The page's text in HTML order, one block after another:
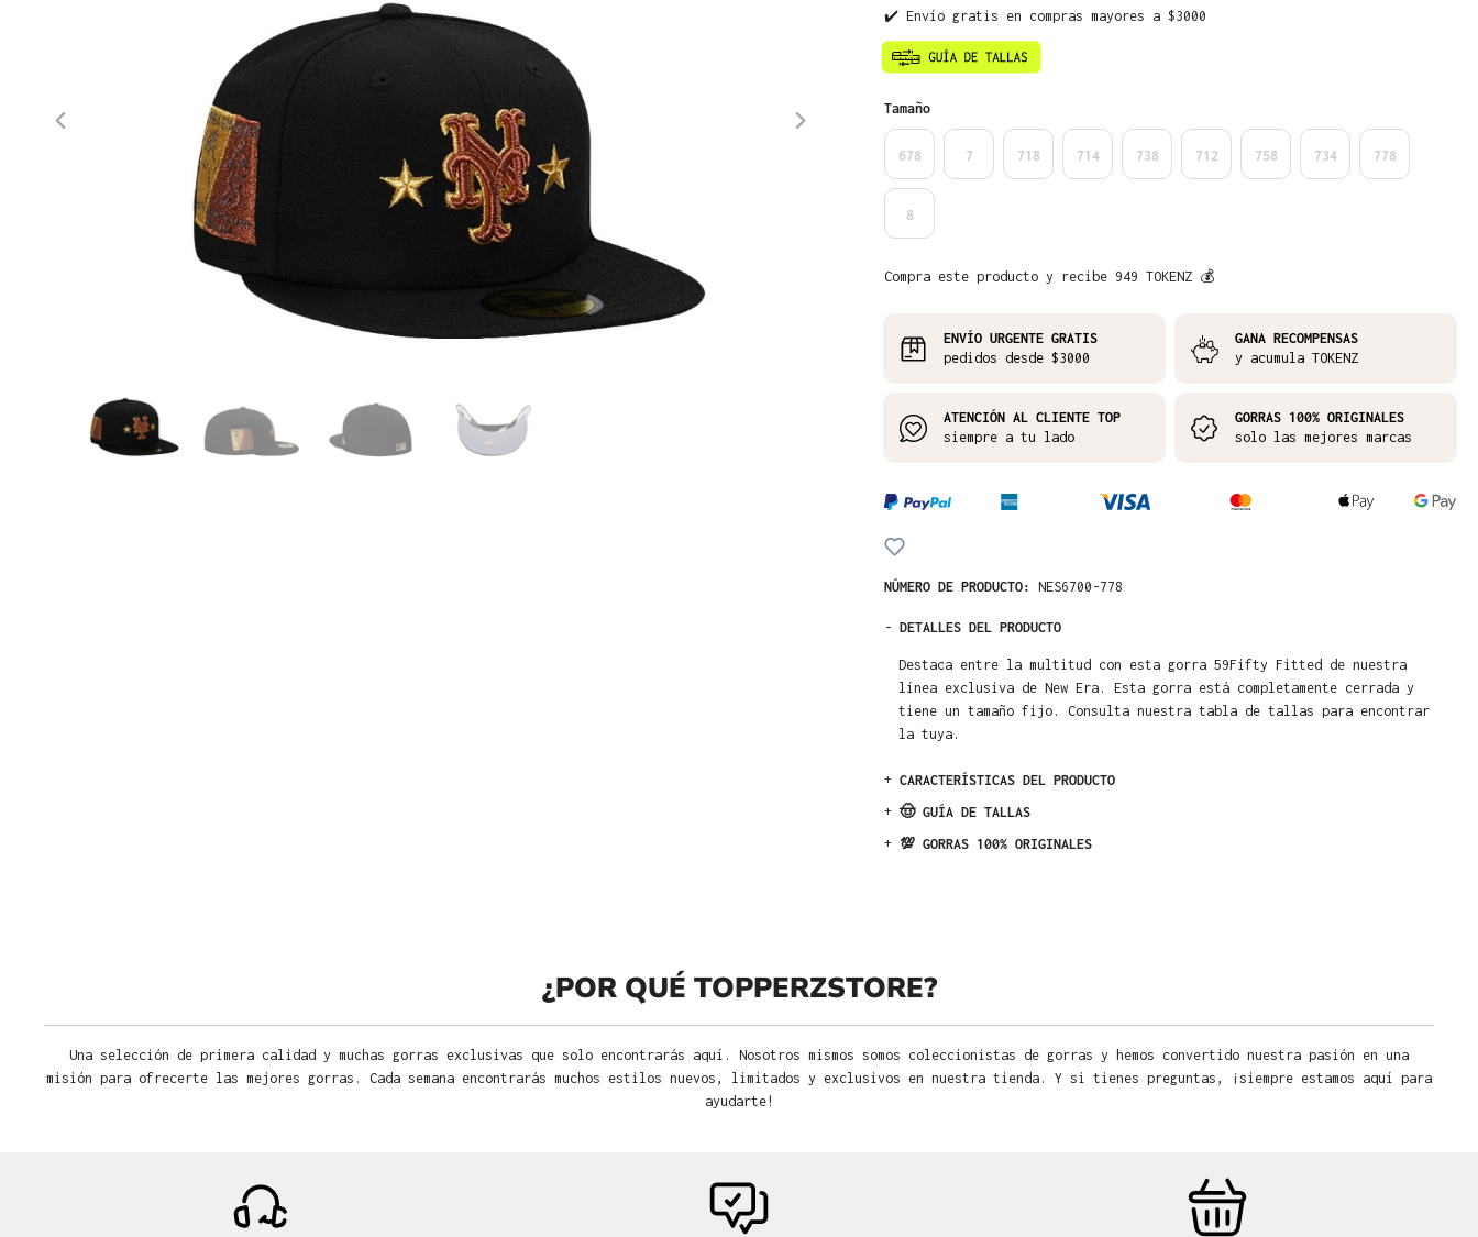
✔️ Envío gratis en compras mayores a $3000
Seleccione
Tamaño
678 7 718 714 738 712 758 734 778
8
Compra este producto y recibe 949 TOKENZ 💰
ENVÍO URGENTE GRATIS
pedidos desde $3000
GANA RECOMPENSAS
y acumula TOKENZ
ATENCIÓN AL CLIENTE TOP
siempre a tu lado
GORRAS 100% ORIGINALES
solo las mejores marcas
NÚMERO DE PRODUCTO: NES6700-778
- DETALLES DEL PRODUCTO
Destaca entre la multitud con esta gorra 59Fifty Fitted de nuestra
línea exclusiva de New Era. Esta gorra está completamente cerrada y
tiene un tamaño fijo. Consulta nuestra tabla de tallas para encontrar
la tuya.
+ CARACTERÍSTICAS DEL PRODUCTO
+ 🤠 GUÍA DE TALLAS
+ 💯 GORRAS 100% ORIGINALES
¿POR QUÉ TOPPERZSTORE?
Una selección de primera calidad y muchas gorras exclusivas que solo encontrarás aquí. Nosotros mismos somos coleccionistas de gorras y hemos convertido nuestra pasión en una
misión para ofrecerte las mejores gorras. Cada semana encontrarás muchos estilos nuevos, limitados y exclusivos en nuestra tienda. Y si tienes preguntas, ¡siempre estamos aquí para
ayudarte!